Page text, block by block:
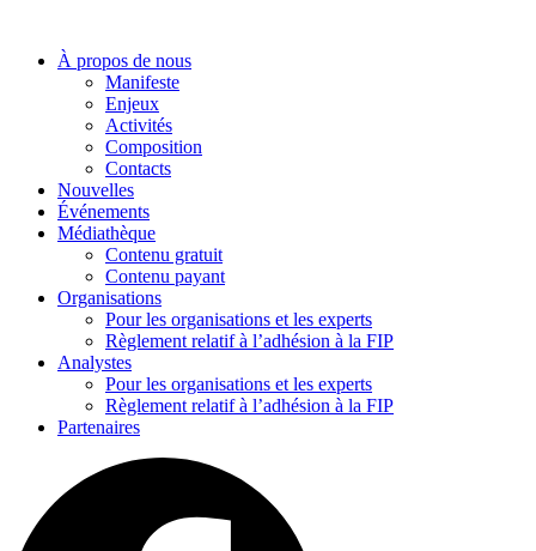
contenuÀ propos de nous
Manifeste
Enjeux
Activités
Composition
Contacts
Nouvelles
Événements
Médiathèque
Contenu gratuit
Contenu payant
Organisations
Pour les organisations et les experts
Règlement relatif à l’adhésion à la FIP
Analystes
Pour les organisations et les experts
Règlement relatif à l’adhésion à la FIP
Partenaires